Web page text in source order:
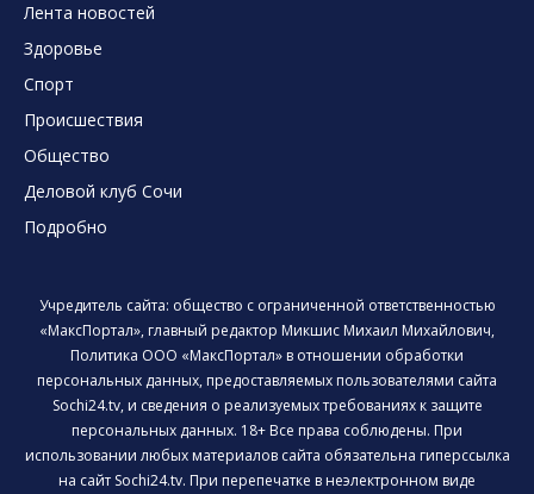
Лента новостей
Здоровье
Спорт
Происшествия
Общество
Деловой клуб Сочи
Подробно
Учредитель сайта: общество с ограниченной ответственностью
«МаксПортал», главный редактор Микшис Михаил Михайлович,
Политика ООО «МаксПортал» в отношении обработки
персональных данных, предоставляемых пользователями сайта
Sochi24.tv, и сведения о реализуемых требованиях к защите
персональных данных. 18+ Все права соблюдены. При
использовании любых материалов сайта обязательна гиперссылка
на сайт Sochi24.tv. При перепечатке в неэлектронном виде